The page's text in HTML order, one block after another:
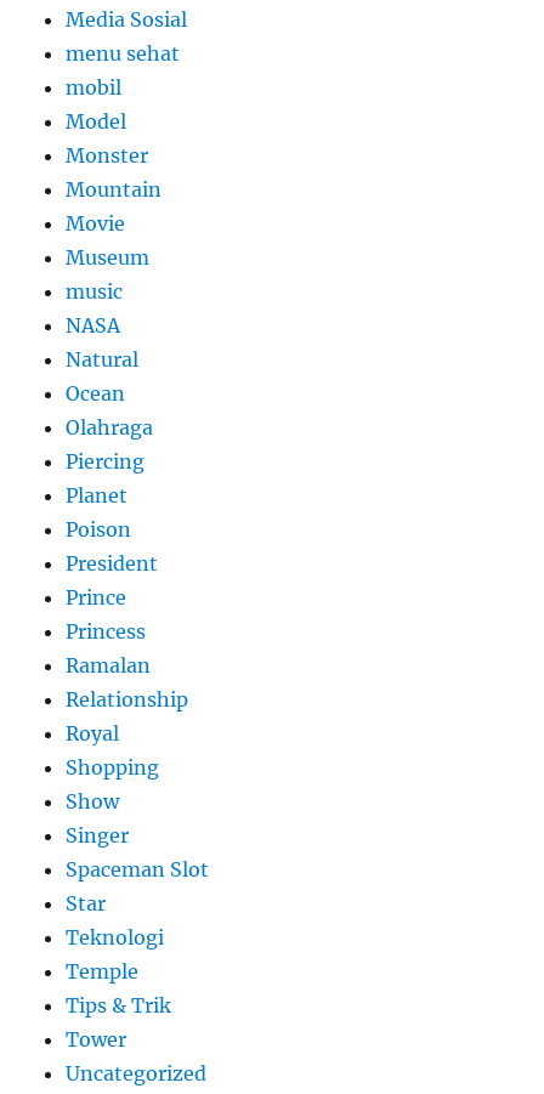
Media Sosial
menu sehat
mobil
Model
Monster
Mountain
Movie
Museum
music
NASA
Natural
Ocean
Olahraga
Piercing
Planet
Poison
President
Prince
Princess
Ramalan
Relationship
Royal
Shopping
Show
Singer
Spaceman Slot
Star
Teknologi
Temple
Tips & Trik
Tower
Uncategorized